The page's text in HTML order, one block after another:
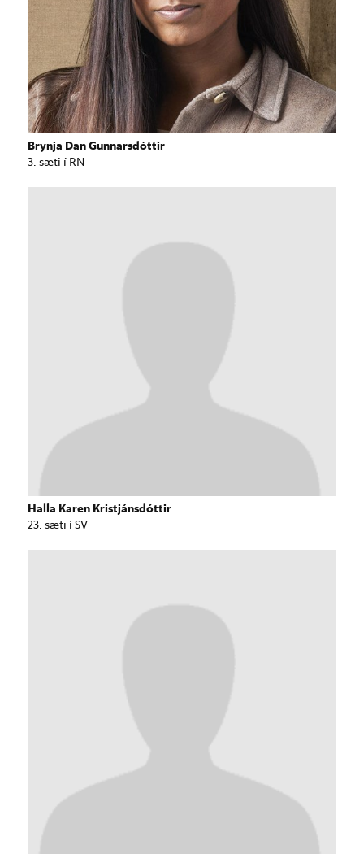
Brynja Dan Gunnarsdóttir
3. sæti í RN
Halla Karen Kristjánsdóttir
23. sæti í SV